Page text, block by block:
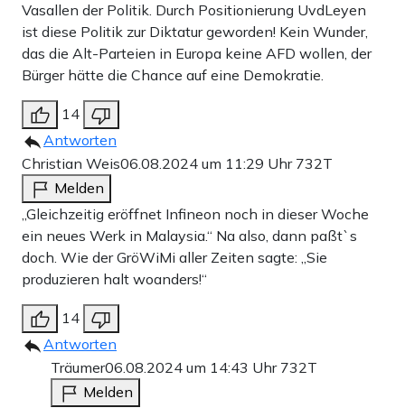
Vasallen der Politik. Durch Positionierung UvdLeyen
ist diese Politik zur Diktatur geworden! Kein Wunder,
das die Alt-Parteien in Europa keine AFD wollen, der
Bürger hätte die Chance auf eine Demokratie.
14
Antworten
Christian Weis06.08.2024 um 11:29 Uhr 732T
Melden
„Gleichzeitig eröffnet Infineon noch in dieser Woche
ein neues Werk in Malaysia.“ Na also, dann paßt`s
doch. Wie der GröWiMi aller Zeiten sagte: „Sie
produzieren halt woanders!“
14
Antworten
Träumer06.08.2024 um 14:43 Uhr 732T
Melden